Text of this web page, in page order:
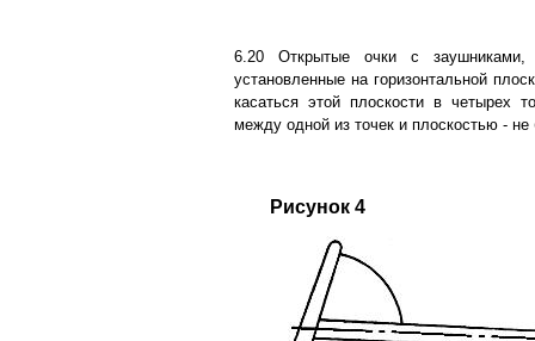
6.20 Открытые очки с
установленные на горизонтальной
касаться этой плоскости в четырех
между одной из точек и плоскостью -
Рисунок 4